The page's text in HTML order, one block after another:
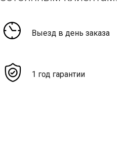
Выезд в день заказа
1 год гарантии